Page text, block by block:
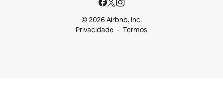
© 2026 Airbnb, Inc.
Privacidade
Termos